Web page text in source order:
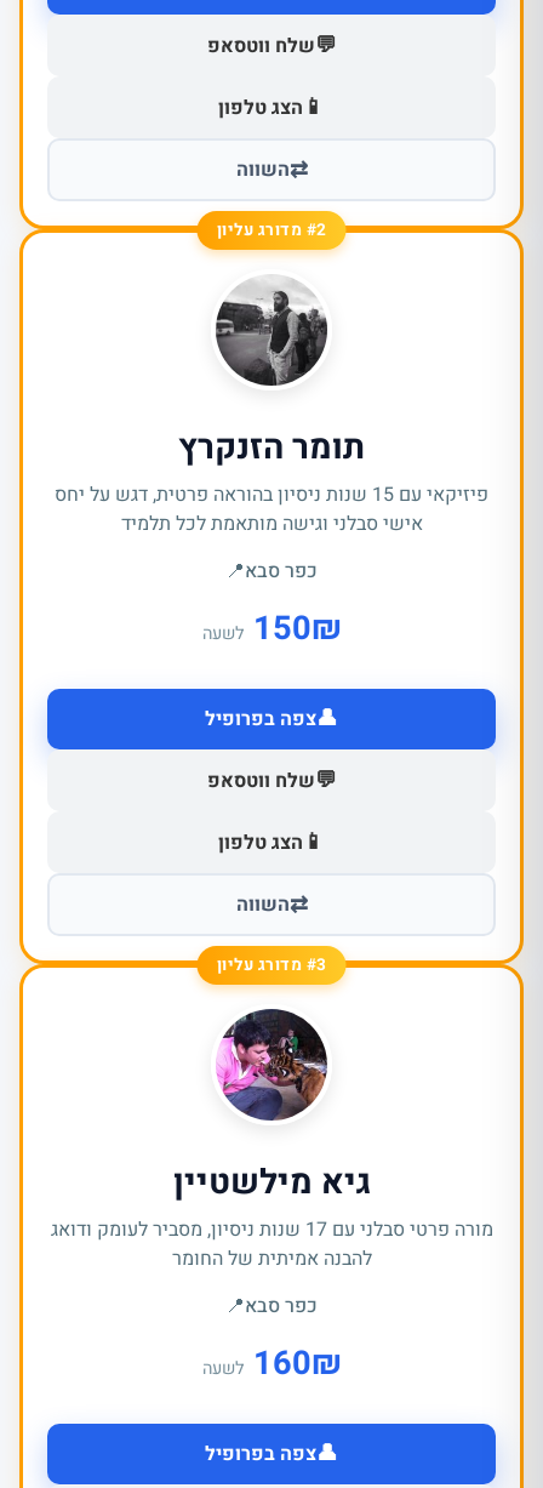
💬שלח ווטסאפ
📱 הצג טלפון
⇄השווה
#2 מדורג עליון
תומר הזנקרץ
פיזיקאי עם 15 שנות ניסיון בהוראה פרטית, דגש על יחס
אישי סבלני וגישה מותאמת לכל תלמיד
כפר סבא📍
₪
150 לשעה
👤צפה בפרופיל
💬שלח ווטסאפ
📱 הצג טלפון
⇄השווה
#3 מדורג עליון
גיא מילשטיין
מורה פרטי סבלני עם 17 שנות ניסיון, מסביר לעומק ודואג
להבנה אמיתית של החומר
כפר סבא📍
₪
160 לשעה
👤צפה בפרופיל